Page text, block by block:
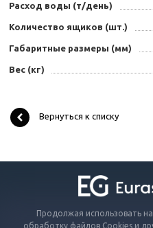
Расход воды (т/день)
Количество ящиков (шт.)
Габаритные размеры (мм)
Вес (кг)
Вернуться к списку
Продолжая использовать
обработку файлов Cookies и